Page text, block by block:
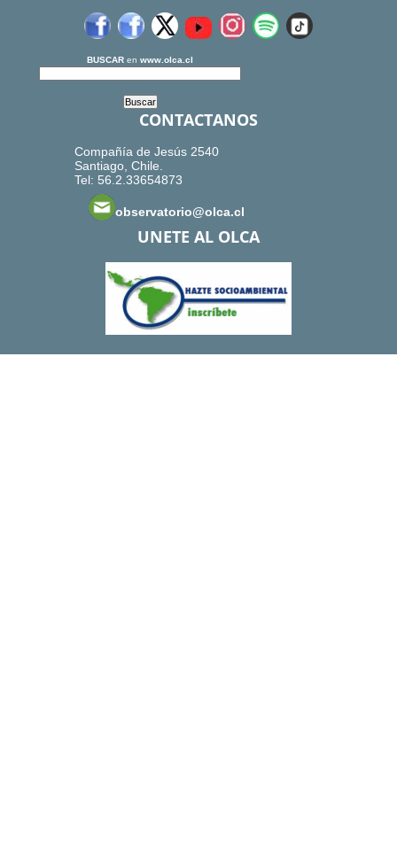
BUSCAR en www.olca.cl
CONTACTANOS
Compañía de Jesús 2540
Santiago, Chile.
Tel: 56.2.33654873
observatorio@olca.cl
UNETE AL OLCA